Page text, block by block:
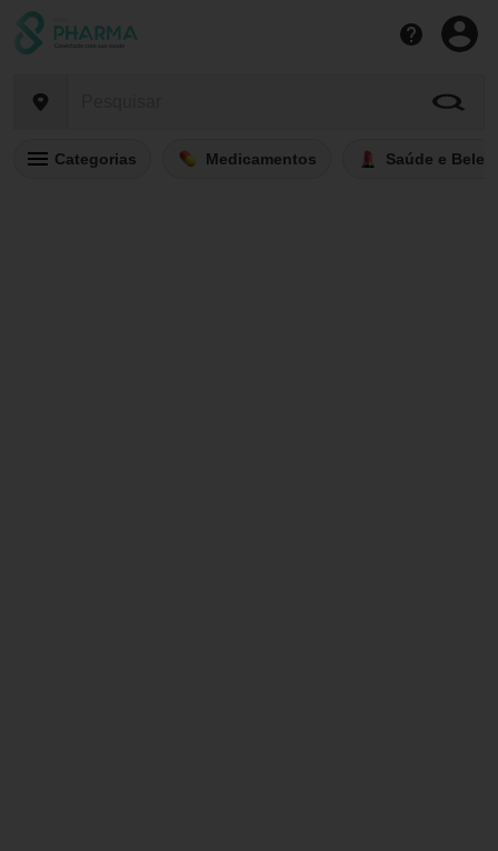
Categorias Medicamentos Saúde e